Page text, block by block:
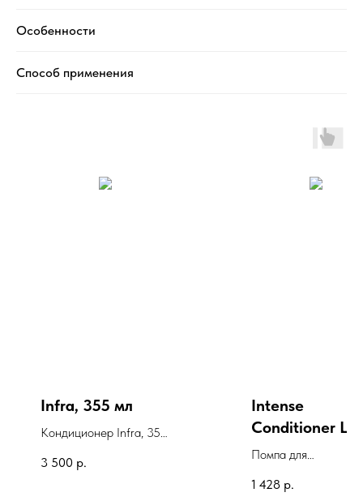
Особенности
Способ применения
Infra, 355 мл
Кондиционер Infra, 355
3 500 р.
Intense
Conditioner
Pump
Помпа для
1 428 р.